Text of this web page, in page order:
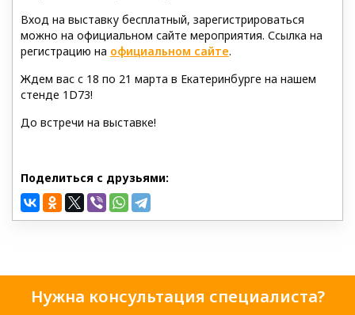
Вход на выставку бесплатный, зарегистрироваться
можно на официальном сайте мероприятия. Ссылка на
регистрацию на официальном сайте.
Ждем вас с 18 по 21 марта в Екатеринбурге на нашем
стенде 1D73!
До встречи на выставке!
Поделиться с друзьями:
Нужна консультация специалиста?